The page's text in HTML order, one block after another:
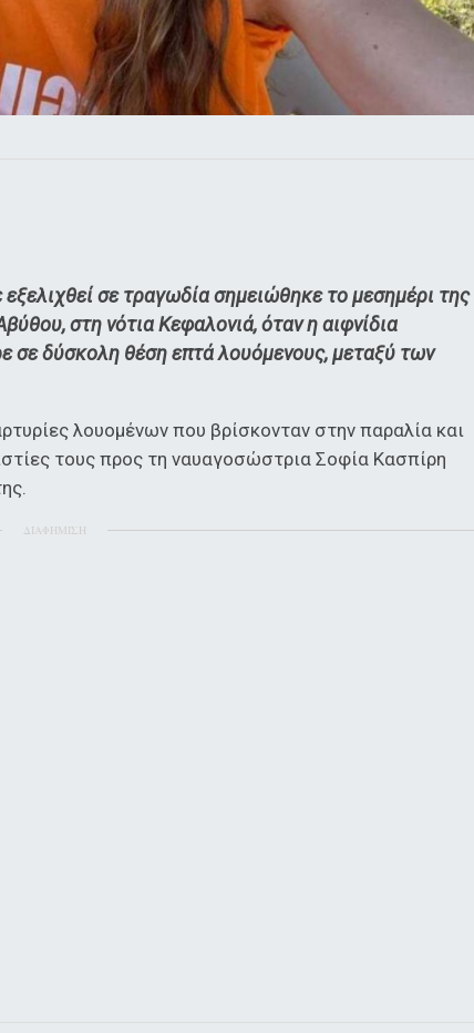
σε τραγωδία σημειώθηκε το μεσημέρι της
στη νότια Κεφαλονιά, όταν η αιφνίδια
δύσκολη θέση επτά λουόμενους, μεταξύ των
λουομένων που βρίσκονταν στην παραλία και
τους προς τη ναυαγοσώστρια Σοφία Κασπίρη
ΔΙΑΦΗΜΙΣΗ